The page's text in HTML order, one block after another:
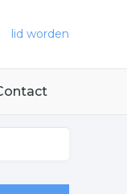
lid worden